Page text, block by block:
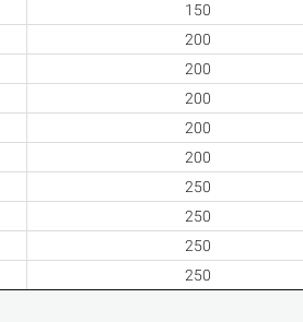
150
200
200
200
200
200
250
250
250
250